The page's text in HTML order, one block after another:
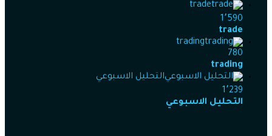
trade
1٬590
trade
trading
780
trading
التحليل الاسبوعي
1٬239
التحليل الاسبوعي